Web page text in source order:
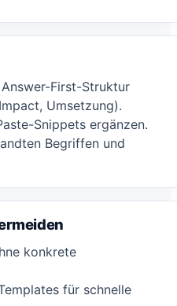
First-Struktur
Umsetzung).
Snippets ergänzen.
Begriffen und
konkrete
für schnelle